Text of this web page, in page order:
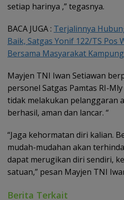
setiap harinya ,” tegasnya.
BACA JUGA : Terjalinnya
Baik, Satgas Yonif 122/TS Pos
Bersama Masyarakat
Mayjen TNI Iwan Setiawan
personel Satgas Pamtas RI-
tidak melakukan pelanggaran
berhasil, aman dan lancar. “
“Jaga kehormatan diri kalian.
mudah-mudahan akan
dapat merugikan diri sendiri,
satuan,” pesan Mayjen TNI
Berita Terkait